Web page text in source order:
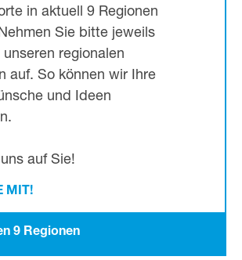
in aktuell 9 Regionen
Sie bitte jeweils
regionalen
auf. So können wir Ihre
und Ideen
auf Sie!
MIT!
9 Regionen